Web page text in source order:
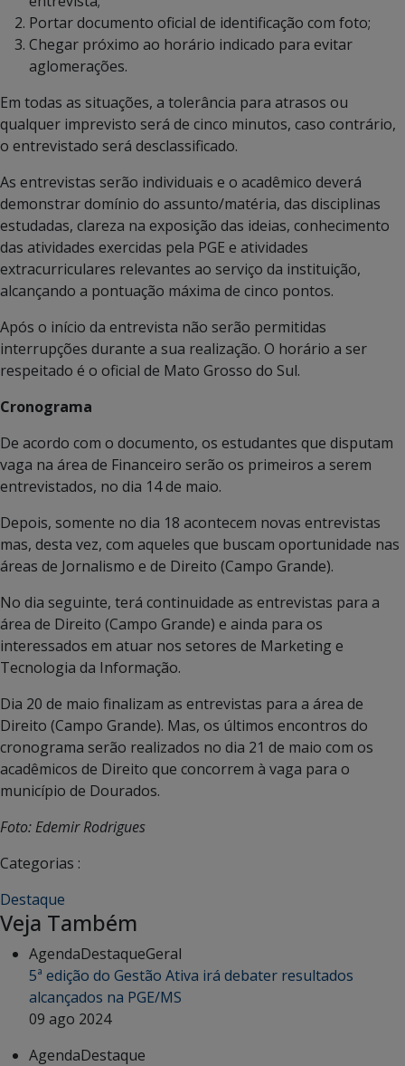
Portar documento oficial de identificação com foto;
Chegar próximo ao horário indicado para evitar
aglomerações.
Em todas as situações, a tolerância para atrasos ou
qualquer imprevisto será de cinco minutos, caso contrário,
o entrevistado será desclassificado.
As entrevistas serão individuais e o acadêmico deverá
demonstrar domínio do assunto/matéria, das disciplinas
estudadas, clareza na exposição das ideias, conhecimento
das atividades exercidas pela PGE e atividades
extracurriculares relevantes ao serviço da instituição,
alcançando a pontuação máxima de cinco pontos.
Após o início da entrevista não serão permitidas
interrupções durante a sua realização. O horário a ser
respeitado é o oficial de Mato Grosso do Sul.
Cronograma
De acordo com o documento, os estudantes que disputam
vaga na área de Financeiro serão os primeiros a serem
entrevistados, no dia 14 de maio.
Depois, somente no dia 18 acontecem novas entrevistas
mas, desta vez, com aqueles que buscam oportunidade nas
áreas de Jornalismo e de Direito (Campo Grande).
No dia seguinte, terá continuidade as entrevistas para a
área de Direito (Campo Grande) e ainda para os
interessados em atuar nos setores de Marketing e
Tecnologia da Informação.
Dia 20 de maio finalizam as entrevistas para a área de
Direito (Campo Grande). Mas, os últimos encontros do
cronograma serão realizados no dia 21 de maio com os
acadêmicos de Direito que concorrem à vaga para o
município de Dourados.
Foto: Edemir Rodrigues
Categorias :
Destaque
Veja Também
AgendaDestaqueGeral
5ª edição do Gestão Ativa irá debater resultados
alcançados na PGE/MS
09 ago 2024
AgendaDestaque